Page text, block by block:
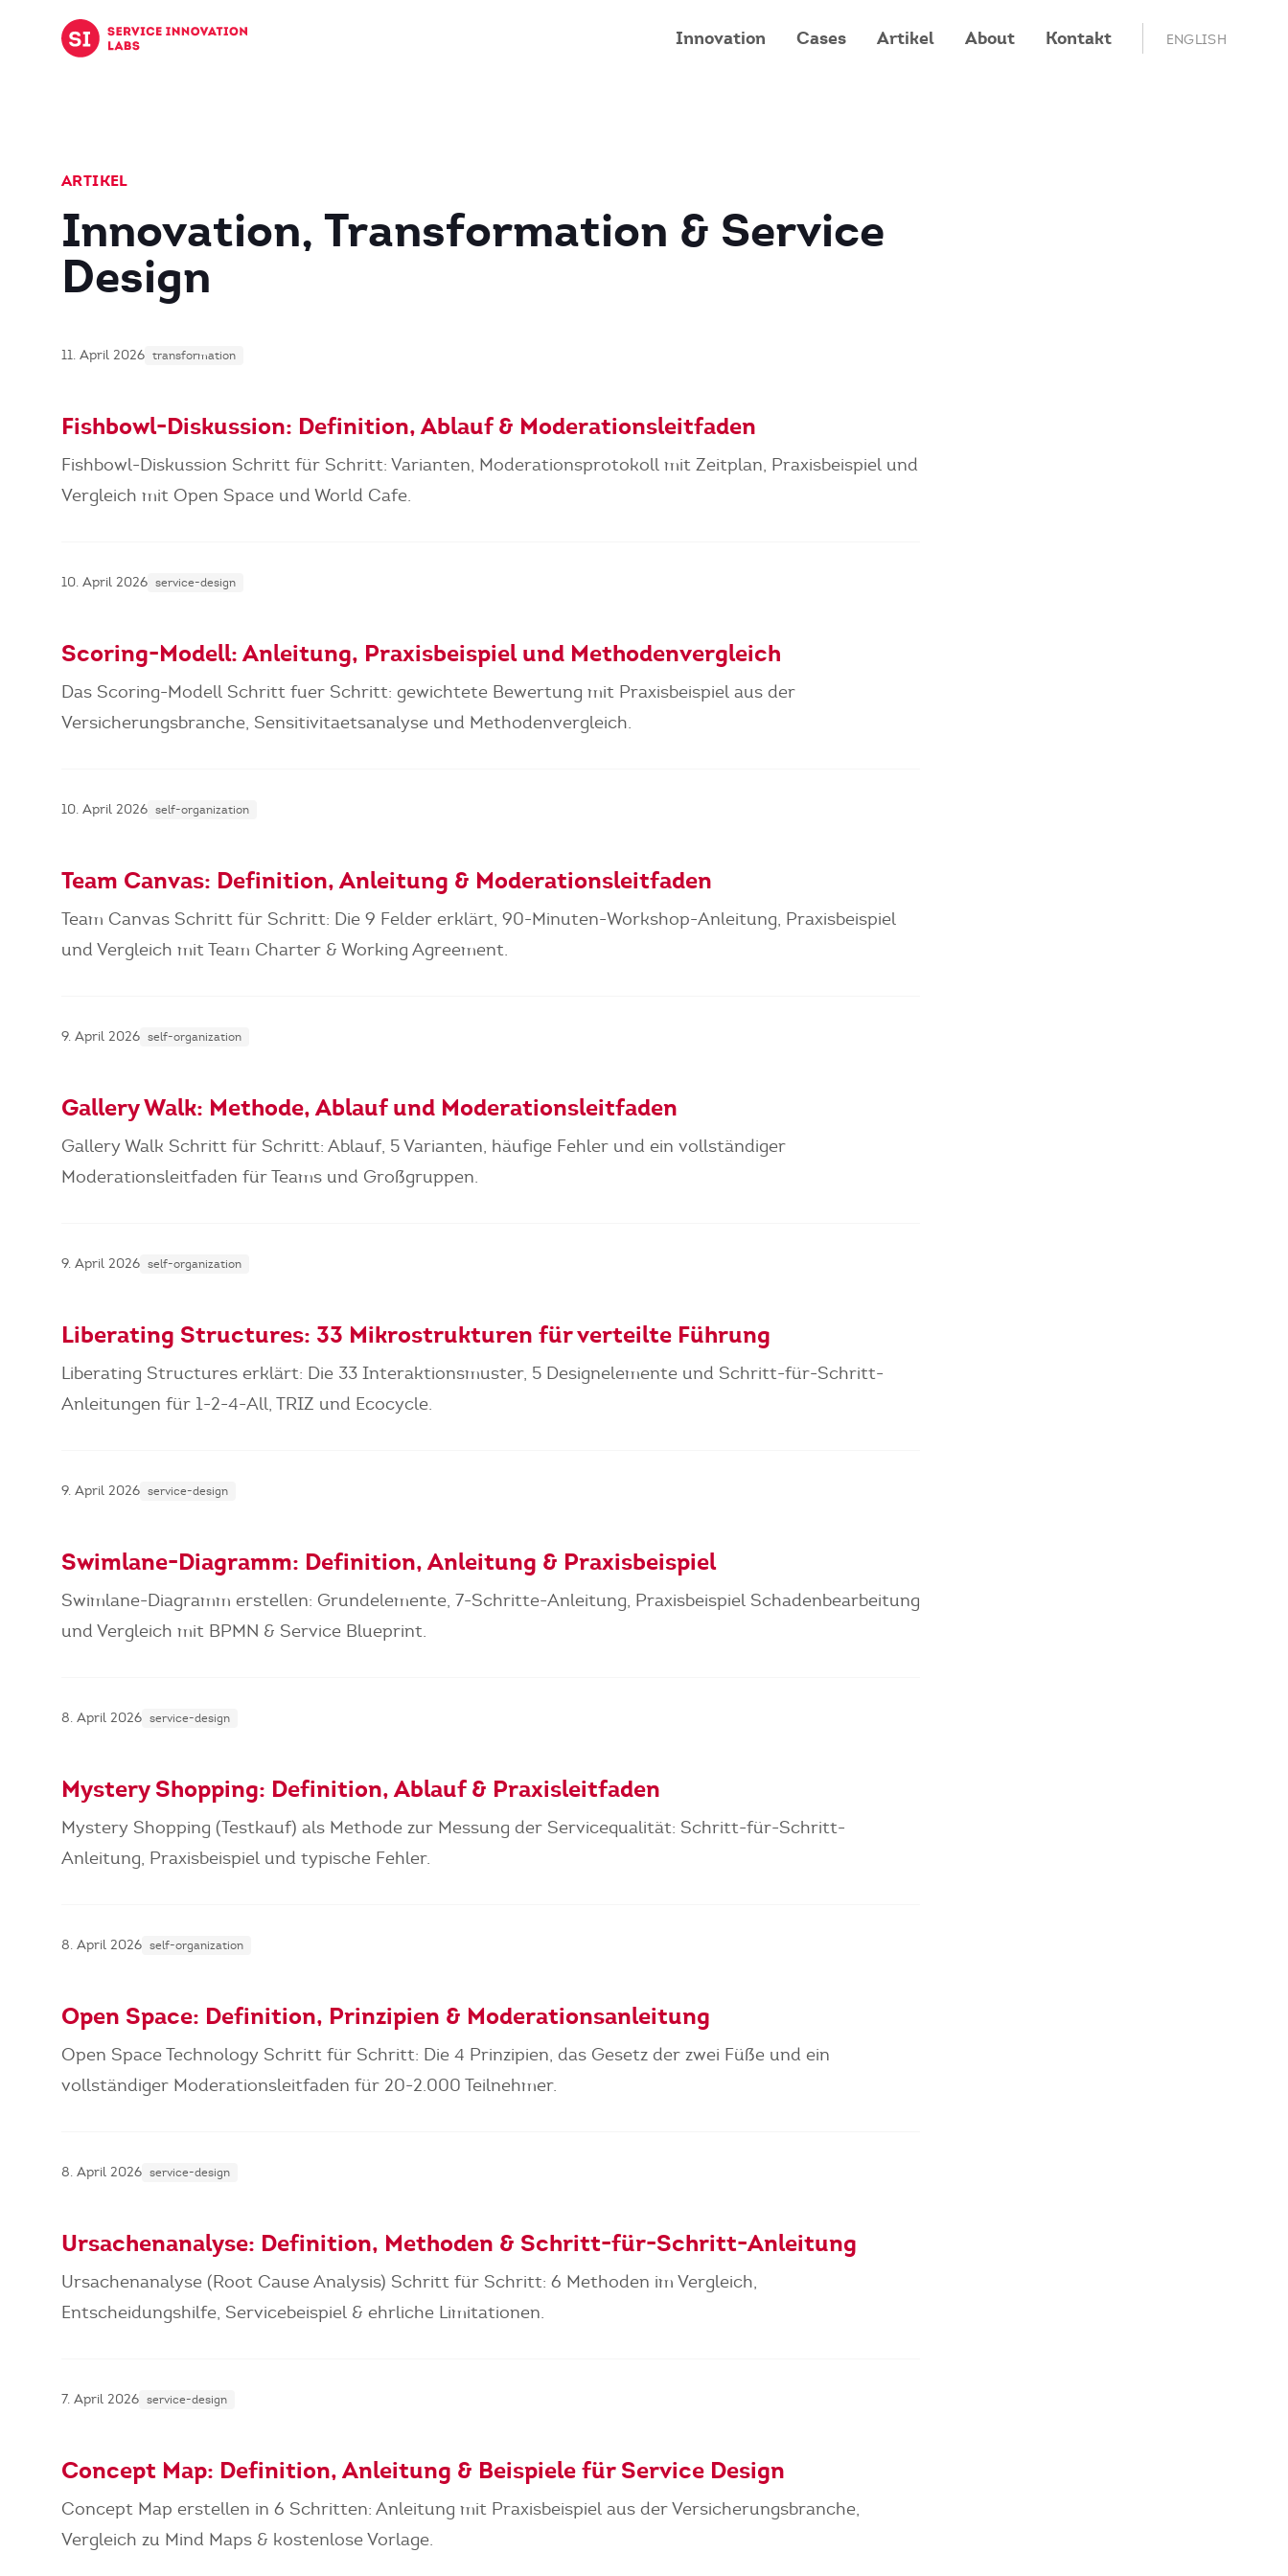
Zum Inhalt springen
Innovation Cases Artikel About Kontakt ENGLISH
ARTIKEL
Innovation, Transformation & Service
Design
11. April 2026 transformation
Fishbowl-Diskussion: Definition, Ablauf & Moderationsleitfaden
Fishbowl-Diskussion Schritt für Schritt: Varianten, Moderationsprotokoll mit Zeitplan, Praxisbeispiel und
Vergleich mit Open Space und World Cafe.
10. April 2026 service-design
Scoring-Modell: Anleitung, Praxisbeispiel und Methodenvergleich
Das Scoring-Modell Schritt fuer Schritt: gewichtete Bewertung mit Praxisbeispiel aus der
Versicherungsbranche, Sensitivitaetsanalyse und Methodenvergleich.
10. April 2026 self-organization
Team Canvas: Definition, Anleitung & Moderationsleitfaden
Team Canvas Schritt für Schritt: Die 9 Felder erklärt, 90-Minuten-Workshop-Anleitung, Praxisbeispiel
und Vergleich mit Team Charter & Working Agreement.
9. April 2026 self-organization
Gallery Walk: Methode, Ablauf und Moderationsleitfaden
Gallery Walk Schritt für Schritt: Ablauf, 5 Varianten, häufige Fehler und ein vollständiger
Moderationsleitfaden für Teams und Großgruppen.
9. April 2026 self-organization
Liberating Structures: 33 Mikrostrukturen für verteilte Führung
Liberating Structures erklärt: Die 33 Interaktionsmuster, 5 Designelemente und Schritt-für-Schritt-
Anleitungen für 1-2-4-All, TRIZ und Ecocycle.
9. April 2026 service-design
Swimlane-Diagramm: Definition, Anleitung & Praxisbeispiel
Swimlane-Diagramm erstellen: Grundelemente, 7-Schritte-Anleitung, Praxisbeispiel Schadenbearbeitung
und Vergleich mit BPMN & Service Blueprint.
8. April 2026 service-design
Mystery Shopping: Definition, Ablauf & Praxisleitfaden
Mystery Shopping (Testkauf) als Methode zur Messung der Servicequalität: Schritt-für-Schritt-
Anleitung, Praxisbeispiel und typische Fehler.
8. April 2026 self-organization
Open Space: Definition, Prinzipien & Moderationsanleitung
Open Space Technology Schritt für Schritt: Die 4 Prinzipien, das Gesetz der zwei Füße und ein
vollständiger Moderationsleitfaden für 20-2.000 Teilnehmer.
8. April 2026 service-design
Ursachenanalyse: Definition, Methoden & Schritt-für-Schritt-Anleitung
Ursachenanalyse (Root Cause Analysis) Schritt für Schritt: 6 Methoden im Vergleich,
Entscheidungshilfe, Servicebeispiel & ehrliche Limitationen.
7. April 2026 service-design
Concept Map: Definition, Anleitung & Beispiele für Service Design
Concept Map erstellen in 6 Schritten: Anleitung mit Praxisbeispiel aus der Versicherungsbranche,
Vergleich zu Mind Maps & kostenlose Vorlage.